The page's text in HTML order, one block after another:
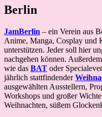
Berlin
JamBerlin – ein Verein aus
Anime, Manga, Cosplay und
unterstützen. Jeder soll hier
nachgehen können.
wie das BAT oder
jährlich stattfindender
ausgewählten Ausstellern,
Workshops und großer
Weihnachten, süßem